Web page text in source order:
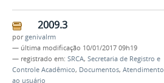
2009.3
porgenivalrm
— última modificação 10/01/2017 09h19
— registrado em: SRCA, Secretaria de Registro e
Controle Acadêmico, Documentos, Atendimento
ao usuário